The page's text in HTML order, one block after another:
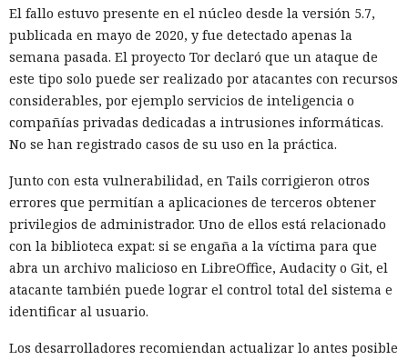
El fallo estuvo presente en el núcleo desde la versión 5.7,
publicada en mayo de 2020, y fue detectado apenas la
semana pasada. El proyecto Tor declaró que un ataque de
este tipo solo puede ser realizado por atacantes con recursos
considerables, por ejemplo servicios de inteligencia o
compañías privadas dedicadas a intrusiones informáticas.
No se han registrado casos de su uso en la práctica.
Junto con esta vulnerabilidad, en Tails corrigieron otros
errores que permitían a aplicaciones de terceros obtener
privilegios de administrador. Uno de ellos está relacionado
con la biblioteca expat: si se engaña a la víctima para que
abra un archivo malicioso en LibreOffice, Audacity o Git, el
atacante también puede lograr el control total del sistema e
identificar al usuario.
Los desarrolladores recomiendan actualizar lo antes posible